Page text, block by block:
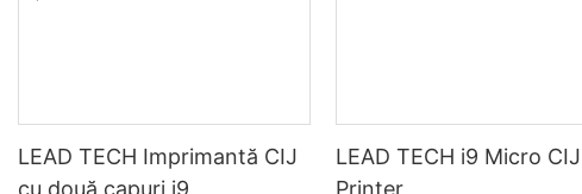
LEAD TECH Imprimantă CIJ
cu două capuri i9
LEAD TECH i9 Micro CIJ
Printer